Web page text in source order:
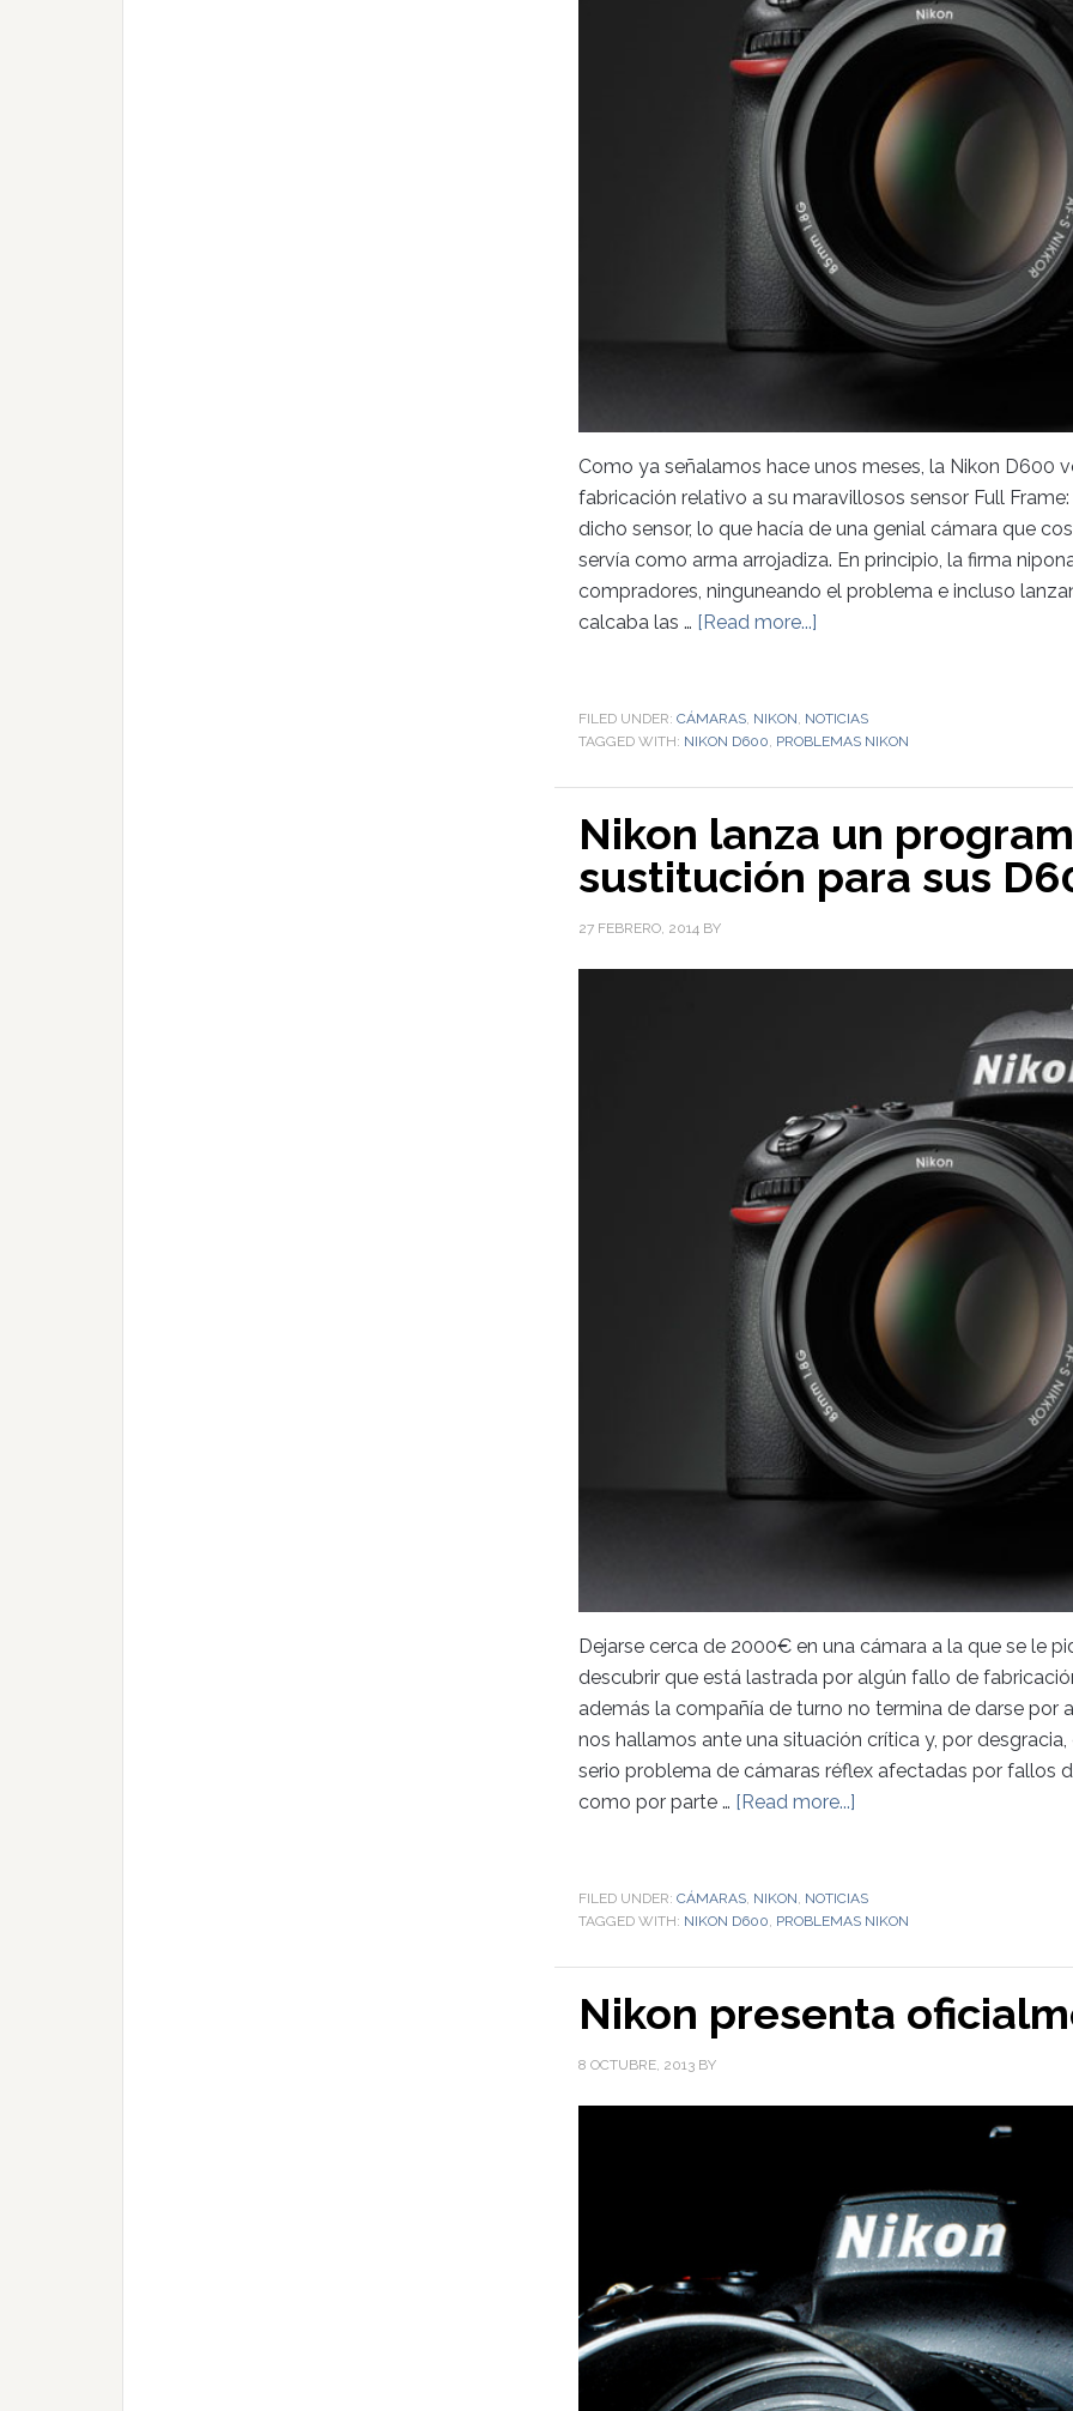
Como ya señalamos hace unos meses, la Nikon D600
fabricación relativo a su maravillosos sensor Full
dicho sensor, lo que hacía de una genial cámara que
servía como arma arrojadiza. En principio, la firma
compradores, ninguneando el problema e incluso
calcaba las … [Read more...]
FILED UNDER: CÁMARAS NIKON NOTICIAS
TAGGED WITH: NIKON D600 PROBLEMAS NIKON
Nikon lanza un
sustitución para sus
27 FEBRERO, 2014 BY
Dejarse cerca de 2000€ en una cámara a la que se le
descubrir que está lastrada por algún fallo de
además la compañía de turno no termina de darse por
nos hallamos ante una situación crítica y, por
serio problema de cámaras réflex afectadas por fallos
como por parte … [Read more...]
FILED UNDER: CÁMARAS NIKON NOTICIAS
TAGGED WITH: NIKON D600 PROBLEMAS NIKON
Nikon presenta
8 OCTUBRE, 2013 BY